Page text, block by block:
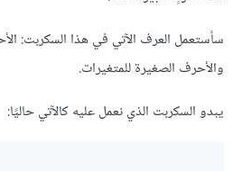
سأستعمل العرف الآتي في هذا السكربت:
والأحرف الصغيرة للمتغيرات.
يبدو السكربت الذي نعمل عليه كالآتي حاليًا: